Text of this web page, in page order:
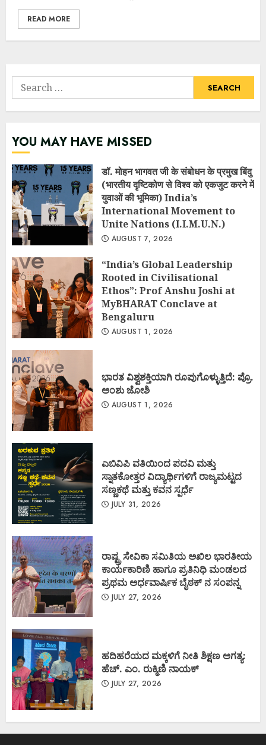
READ MORE
Search
for:
YOU MAY HAVE MISSED
डॉ. मोहन भागवत जी के संबोधन के प्रमुख बिंदु
(भारतीय दृष्टिकोण से विश्व को एकजुट करने में
युवाओं की भूमिका) India’s
International Movement to
Unite Nations (I.I.M.U.N.)
AUGUST 7, 2026
“India’s Global Leadership
Rooted in Civilisational
Ethos”: Prof Anshu Joshi at
MyBHARAT Conclave at
Bengaluru
AUGUST 1, 2026
ಭಾರತ ವಿಶ್ವಶಕ್ತಿಯಾಗಿ ರೂಪುಗೊಳ್ಳುತ್ತಿದೆ: ಪ್ರೊ.
ಅಂಶು ಜೋಶಿ
AUGUST 1, 2026
ಎಬಿವಿಪಿ ವತಿಯಿಂದ ಪದವಿ ಮತ್ತು
ಸ್ನಾತಕೋತ್ತರ ವಿದ್ಯಾರ್ಥಿಗಳಿಗೆ ರಾಜ್ಯಮಟ್ಟದ
ಸಣ್ಣಕಥೆ ಮತ್ತು ಕವನ ಸ್ಪರ್ಧೆ
JULY 31, 2026
ರಾಷ್ಟ್ರ ಸೇವಿಕಾ ಸಮಿತಿಯ ಅಖಿಲ ಭಾರತೀಯ
ಕಾರ್ಯಕಾರಿಣಿ ಹಾಗೂ ಪ್ರತಿನಿಧಿ ಮಂಡಲದ
ಪ್ರಥಮ ಅರ್ಧವಾರ್ಷಿಕ ಬೈಠಕ್ ನ ಸಂಪನ್ನ
JULY 27, 2026
ಹದಿಹರೆಯದ ಮಕ್ಕಳಿಗೆ ನೀತಿ ಶಿಕ್ಷಣ ಅಗತ್ಯ:
ಹೆಚ್. ಎಂ. ರುಕ್ಮಿಣಿ ನಾಯಕ್
JULY 27, 2026